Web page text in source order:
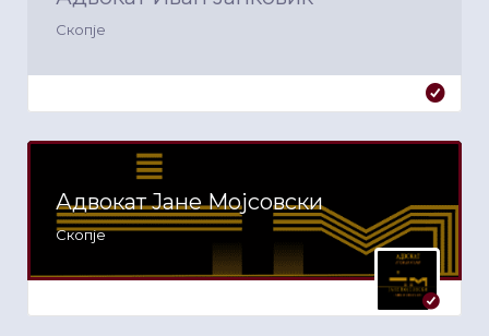
Скопје
Адвокат Јане Мојсовски
Скопје